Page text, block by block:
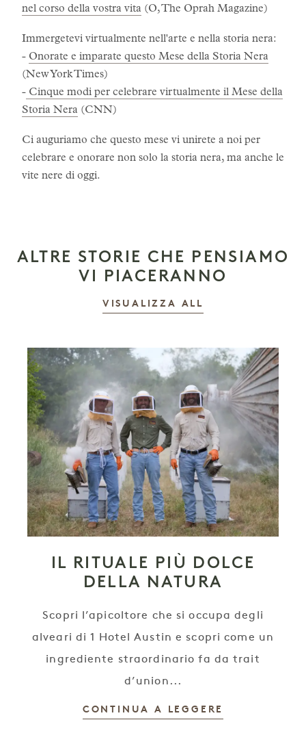
nel corso della vostra vita (O, The Oprah Magazine)
Immergetevi virtualmente nell'arte e nella storia nera:
- Onorate e imparate questo Mese della Storia Nera
(New York Times)
- Cinque modi per celebrare virtualmente il Mese della
Storia Nera (CNN)
Ci auguriamo che questo mese vi unirete a noi per
celebrare e onorare non solo la storia nera, ma anche le
vite nere di oggi.
ALTRE STORIE CHE PENSIAMO
VI PIACERANNO
VISUALIZZA ALL
IL RITUALE PIÙ DOLCE
DELLA NATURA
Scopri l’apicoltore che si occupa degli
alveari di 1 Hotel Austin e scopri come un
ingrediente straordinario fa da trait
d’union...
CONTINUA A LEGGERE